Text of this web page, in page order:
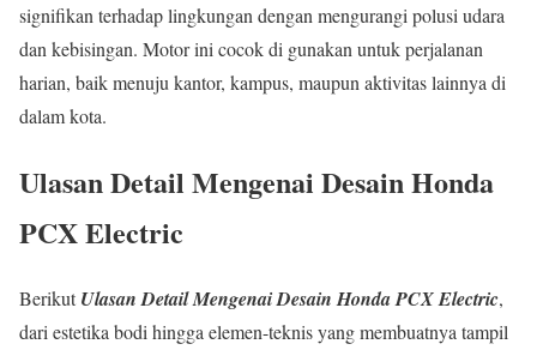
signifikan terhadap lingkungan dengan mengurangi polusi udara
dan kebisingan. Motor ini cocok di gunakan untuk perjalanan
harian, baik menuju kantor, kampus, maupun aktivitas lainnya di
dalam kota.
Ulasan Detail Mengenai Desain Honda
PCX Electric
BerikutUlasan Detail Mengenai Desain Honda PCX Electric,
dari estetika bodi hingga elemen-teknis yang membuatnya tampil